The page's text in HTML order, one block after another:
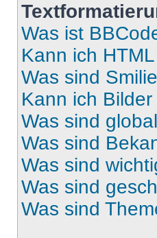
Was ist
Kann ich
Was sind
Kann ich
Was sind
Was sind
Was sind
Was sind
Was sind